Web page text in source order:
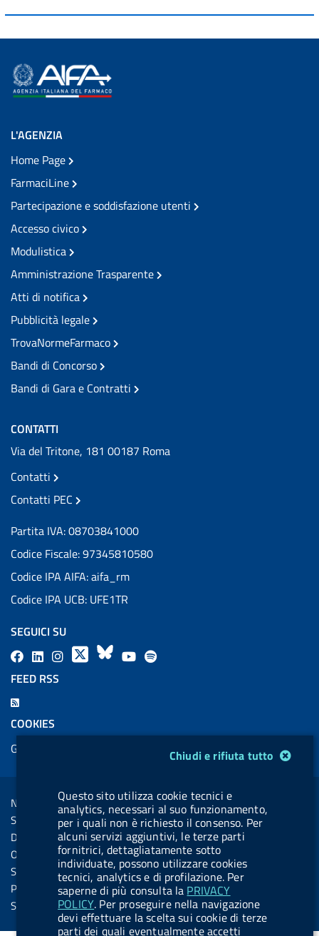
Chiudi e rifiuta tutto
Questo sito utilizza cookie tecnici e
analytics, necessari al suo funzionamento,
per i quali non è richiesto il consenso. Per
alcuni servizi aggiuntivi, le terze parti
fornitrici, dettagliatamente sotto
individuate, possono utilizzare cookies
tecnici, analytics e di profilazione. Per
saperne di più consulta la PRIVACY
POLICY. Per proseguire nella navigazione
devi effettuare la scelta sui cookie di terze
parti dei quali eventualmente accetti
L'AGENZIA
Home Page
FarmaciLine
Partecipazione e soddisfazione utenti
Accesso civico
Modulistica
Amministrazione Trasparente
Atti di notifica
Pubblicità legale
TrovaNormeFarmaco
Bandi di Concorso
Bandi di Gara e Contratti
CONTATTI
Via del Tritone, 181 00187 Roma
Contatti
Contatti PEC
Partita IVA: 08703841000
Codice Fiscale: 97345810580
Codice IPA AIFA: aifa_rm
Codice IPA UCB: UFE1TR
SEGUICI SU
F
a
b
L
i
e
l
u
t
t
o
n
.
i
n
X
B
s
Y
u
l
l
u
t
t
o
n
.
s
p
FEED RSS
e
e
COOKIES
Gestione cookie
Sezione Link Utili
Note legali
Social Media Policy
Dichiarazione di accessibilità
Obiettivi di accessibilità
Statistiche sito
Privacy
Servizi Online